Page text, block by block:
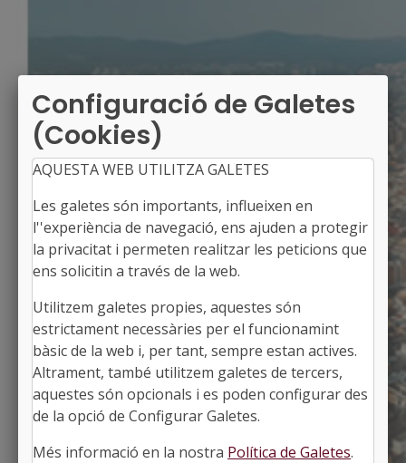
SANTA MARIA DE BESORA
Alcaldessa: Paula Moreno i Ventura
L'Osona, Barcelona
Població: 164
Superfície: 24,93 km2
http://santamariabesora.cat
Configuració de Galetes
(Cookies)
AQUESTA WEB UTILITZA GALETES
Les galetes són importants, influeixen en
l''experiència de navegació, ens ajuden a protegir
la privacitat i permeten realitzar les peticions que
ens solicitin a través de la web.
Utilitzem galetes propies, aquestes són
estrictament necessàries per el funcionamint
bàsic de la web i, per tant, sempre estan actives.
Altrament, també utilitzem galetes de tercers,
aquestes són opcionals i es poden configurar des
de la opció de Configurar Galetes.
Més informació en la nostra Política de Galetes.